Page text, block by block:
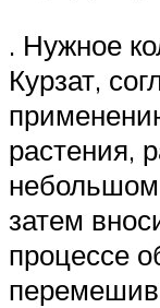
. Нужное
Курзат,
растения,
небольшом
затем
процессе